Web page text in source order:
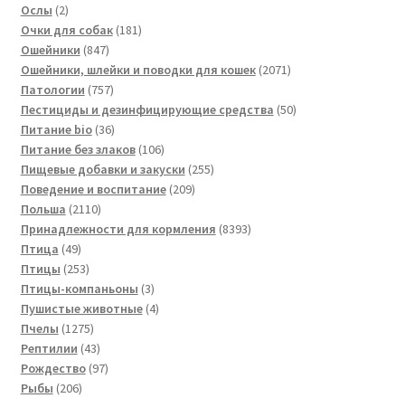
Ослы 22
товара
Очки для собак 181181
Ошейники 847847
товаров
Ошейники, шлейки и поводки для кошек 20712071
Патологии 757757
товаров
Пестициды и дезинфицирующие средства 5050
Питание bio 3636
товаров
Питание без злаков 106106
товаров
Пищевые добавки и закуски 255255
Поведение и воспитание 209209
Польша 21102110
товаров
Принадлежности для кормления 83938393
Птица 4949
товаров
Птицы 253253
товара
Птицы-компаньоны 33
товара
Пушистые животные 44
Пчелы 12751275
товаров
Рептилии 4343
товара
Рождество 9797
Рыбы 206206